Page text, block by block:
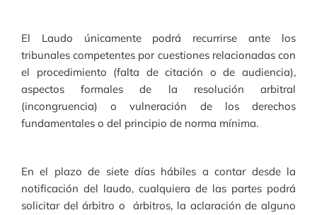
El Laudo únicamente podrá recurrirse ante los
tribunales competentes por cuestiones relacionadas con
el procedimiento (falta de citación o de audiencia),
aspectos formales de la resolución arbitral
(incongruencia) o vulneración de los derechos
fundamentales o del principio de norma mínima.
En el plazo de siete días hábiles a contar desde la
notificación del laudo, cualquiera de las partes podrá
solicitar del árbitro o árbitros, la aclaración de alguno